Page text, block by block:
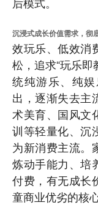
沉浸式成长价值需求，彻
效玩乐、低效消
松，追求“玩乐
统纯游乐、纯
出，逐渐失去主
术美育、国风文
训等轻量化、沉
为新消费主流。
炼动手能力、培
付费，有无成长
童商业优劣的核